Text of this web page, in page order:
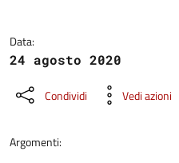
Data:
24 agosto 2020
Condividi Vedi azioni
Argomenti: